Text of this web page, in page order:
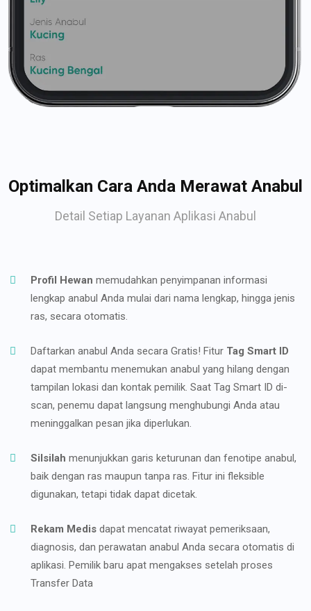
Optimalkan Cara Anda Merawat Anabul
Detail Setiap Layanan Aplikasi Anabul
Profil Hewan memudahkan penyimpanan informasi
lengkap anabul Anda mulai dari nama lengkap, hingga jenis
ras, secara otomatis.
Daftarkan anabul Anda secara Gratis! Fitur Tag Smart ID
dapat membantu menemukan anabul yang hilang dengan
tampilan lokasi dan kontak pemilik. Saat Tag Smart ID di-
scan, penemu dapat langsung menghubungi Anda atau
meninggalkan pesan jika diperlukan.
Silsilah menunjukkan garis keturunan dan fenotipe anabul,
baik dengan ras maupun tanpa ras. Fitur ini fleksible
digunakan, tetapi tidak dapat dicetak.
Rekam Medis dapat mencatat riwayat pemeriksaan,
diagnosis, dan perawatan anabul Anda secara otomatis di
aplikasi. Pemilik baru apat mengakses setelah proses
Transfer Data